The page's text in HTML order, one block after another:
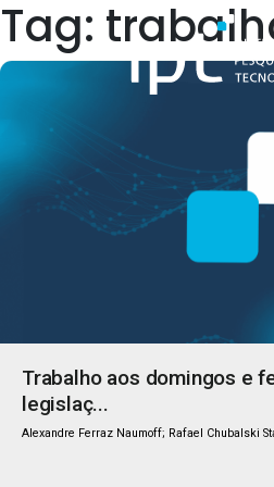
Tag:
Trabalho aos domingos e
legislaç...
Alexandre Ferraz Naumoff; Rafael Chubalski